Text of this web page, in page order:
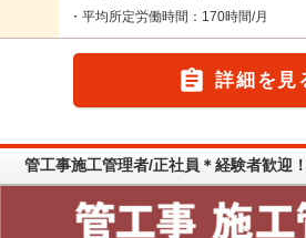
・平均所定労働時間：170時間/月
 詳細を見
管工事施工管理者/正社員＊経験者歓迎